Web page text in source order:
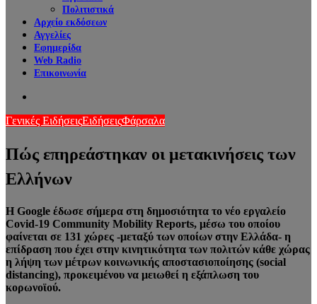
Πολιτιστικά
Αρχείο εκδόσεων
Αγγελίες
Εφημερίδα
Web Radio
Επικοινωνία
Γενικές ΕιδήσειςΕιδήσειςΦάρσαλα
Πώς επηρεάστηκαν οι μετακινήσεις των
Ελλήνων
Η Google έδωσε σήμερα στη δημοσιότητα το νέο εργαλείο
Covid-19 Community Mobility Reports, μέσω του οποίου
φαίνεται σε 131 χώρες -μεταξύ των οποίων στην Ελλάδα- η
επίδραση που έχει στην κινητικότητα των πολιτών κάθε χώρας
η λήψη των μέτρων κοινωνικής αποστασιοποίησης (social
distancing), προκειμένου να μειωθεί η εξάπλωση του
κορωνοϊού.